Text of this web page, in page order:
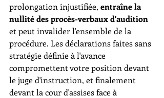
prolongation injustifiée, entraîne la
nullité des procès-verbaux d'audition
et peut invalider l'ensemble de la
procédure. Les déclarations faites sans
stratégie définie à l'avance
compromettent votre position devant
le juge d'instruction, et finalement
devant la cour d'assises face à